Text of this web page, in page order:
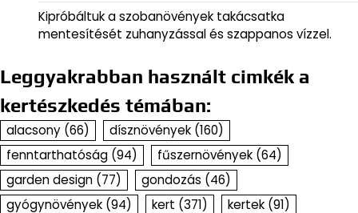
Kipróbáltuk a szobanövények takácsatka
mentesítését zuhanyzással és szappanos vízzel.
Leggyakrabban használt cimkék a
kertészkedés témában:
alacsony (66) dísznövények (160)
fenntarthatóság (94) fűszernövények (64)
garden design (77) gondozás (46)
gyógynövények (94) kert (371) kertek (91)